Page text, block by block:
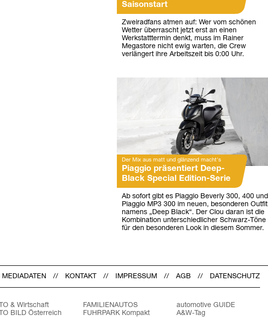
Saisonstart
Zweiradfans atmen auf: Wer vom schönen
Wetter überrascht jetzt erst an einen
Werkstatttermin denkt, muss im Rainer
Megastore nicht ewig warten, die Crew
verlängert ihre Arbeitszeit bis 0:00 Uhr.
Der Mix aus matt und glänzend macht's
Piaggio präsentiert Deep-
Black Special Edition-Serie
Ab sofort gibt es Piaggio Beverly 300, 400 und
Piaggio MP3 300 im neuen, besonderen Outfit
namens „Deep Black“. Der Clou daran ist die
Kombination unterschiedlicher Schwarz-Töne
für den besonderen Look in diesem Sommer.
MEDIADATEN KONTAKT IMPRESSUM AGB DATENSCHUTZ
& Wirtschaft
BILD Österreich
FAMILIENAUTOS
FUHRPARK Kompakt
automotive GUIDE
A&W-Tag